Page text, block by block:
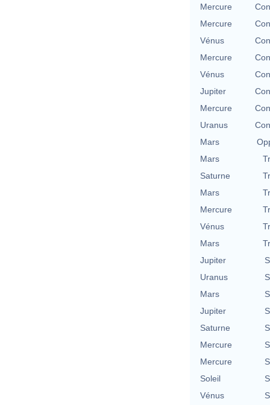
Mercure
Mercure
Vénus
Mercure
Vénus
Jupiter
Mercure
Uranus
Mars
Mars
Saturne
Mars
Mercure
Vénus
Mars
Jupiter
Uranus
Mars
Jupiter
Saturne
Mercure
Mercure
Soleil
Vénus